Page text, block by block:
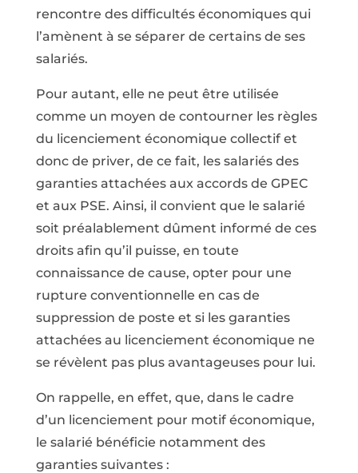
rencontre des difficultés économiques qui
l’amènent à se séparer de certains de ses
salariés.
Pour autant, elle ne peut être utilisée
comme un moyen de contourner les règles
du licenciement économique collectif et
donc de priver, de ce fait, les salariés des
garanties attachées aux accords de GPEC
et aux PSE. Ainsi, il convient que le salarié
soit préalablement dûment informé de ces
droits afin qu’il puisse, en toute
connaissance de cause, opter pour une
rupture conventionnelle en cas de
suppression de poste et si les garanties
attachées au licenciement économique ne
se révèlent pas plus avantageuses pour lui.
On rappelle, en effet, que, dans le cadre
d’un licenciement pour motif économique,
le salarié bénéficie notamment des
garanties suivantes :